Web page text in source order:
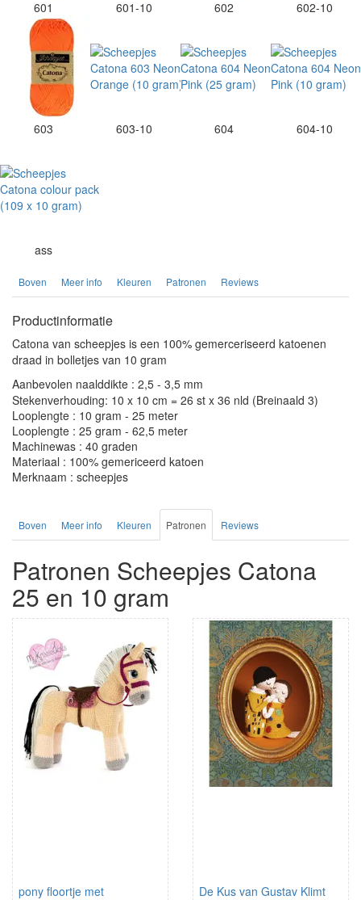
601 601-10 602 602-10
603 603-10 604 604-10
ass
Boven Meer info Kleuren Patronen Reviews
Productinformatie
Catona van scheepjes is een 100% gemerceriseerd katoenen
draad in bolletjes van 10 gram
Aanbevolen naalddikte : 2,5 - 3,5 mm
Stekenverhouding: 10 x 10 cm = 26 st x 36 nld (Breinaald 3)
Looplengte : 10 gram - 25 meter
Looplengte : 25 gram - 62,5 meter
Machinewas : 40 graden
Materiaal : 100% gemericeerd katoen
Merknaam : scheepjes
Boven Meer info Kleuren Patronen Reviews
Patronen Scheepjes Catona
25 en 10 gram
pony floortje met
De Kus van Gustav Klimt